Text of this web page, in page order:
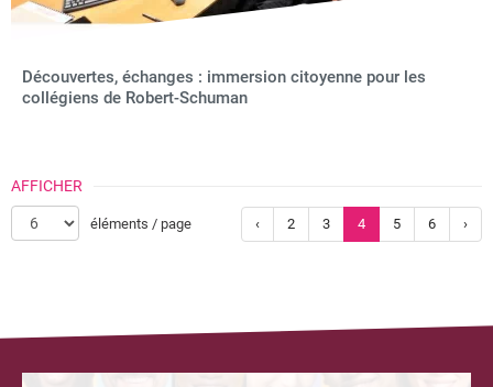
Découvertes, échanges : immersion citoyenne pour les
collégiens de Robert-Schuman
‹ 2 3 4 5 6 ›
AFFICHER
éléments / page